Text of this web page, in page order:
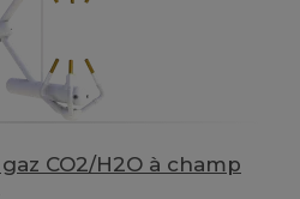
CO2/H2O à champ